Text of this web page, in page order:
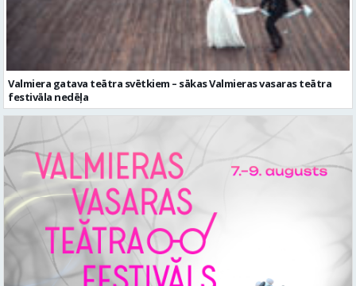
Valmiera gatava teātra svētkiem – sākas Valmieras vasaras teātra
festivāla nedēļa